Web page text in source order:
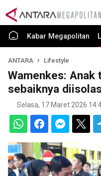
Kabar Megapolitan
ANTARA Lifestyle
Wamenkes: Anak
sebaiknya
Selasa, 17 Maret 2026